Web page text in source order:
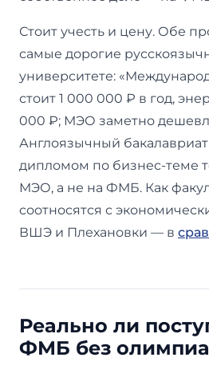
Стоит учесть и цену. Обе
самые дорогие
университете:
стоит 1 000 000 ₽ в год,
000 ₽; МЭО заметно
Англоязычный
дипломом по бизнес-теме
МЭО, а не на ФМБ. Как
соотносятся с
ВШЭ и Плехановки — в
Реально ли
ФМБ без